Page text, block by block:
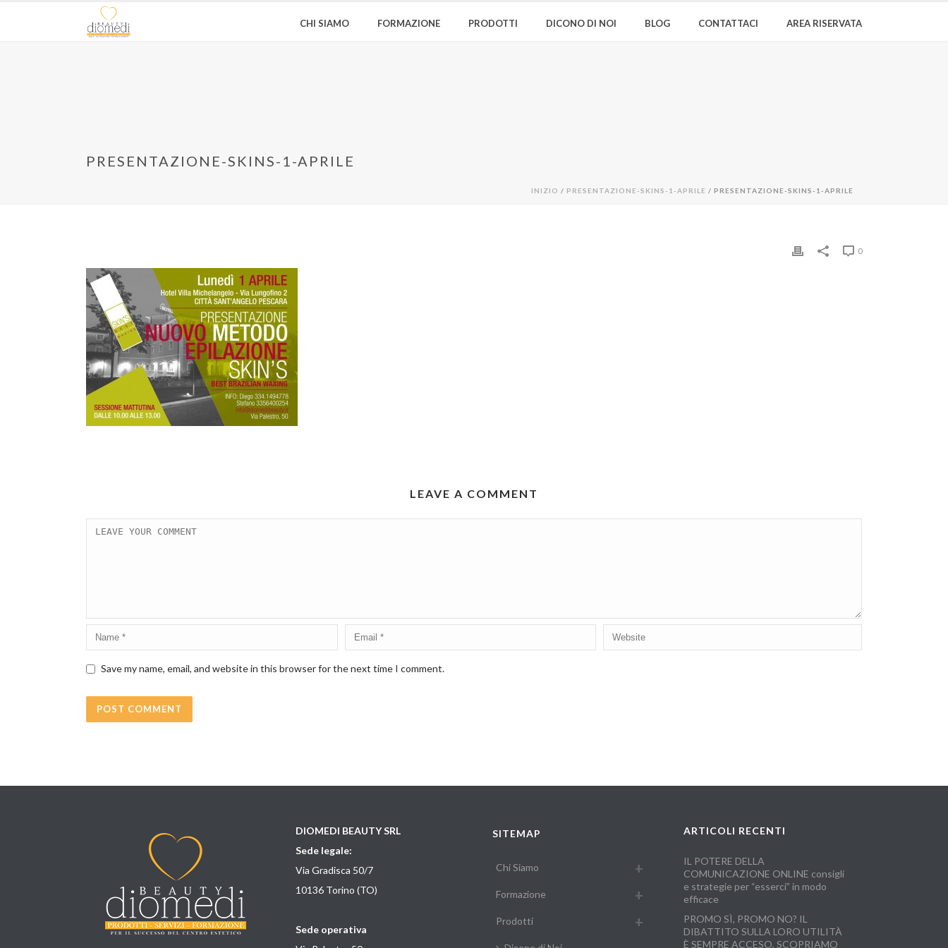
CHI SIAMO FORMAZIONE PRODOTTI DICONO DI NOI BLOG CONTATTACI AREA RISERVATA
PRESENTAZIONE-SKINS-1-APRILE
INIZIO / PRESENTAZIONE-SKINS-1-APRILE / PRESENTAZIONE-SKINS-1-APRILE
0
LEAVE A COMMENT
Save my name, email, and website in this browser for the next time I comment.
DIOMEDI BEAUTY SRL
Sede legale:
Via Gradisca 50/7
10136 Torino (TO)
Sede operativa
SITEMAP
Chi Siamo
Formazione
Prodotti
ARTICOLI RECENTI
IL POTERE DELLA
COMUNICAZIONE ONLINE consigli
e strategie per “esserci” in modo
efficace
PROMO SÌ, PROMO NO? IL
DIBATTITO SULLA LORO UTILITÀ
È SEMPRE ACCESO, SCOPRIAMO